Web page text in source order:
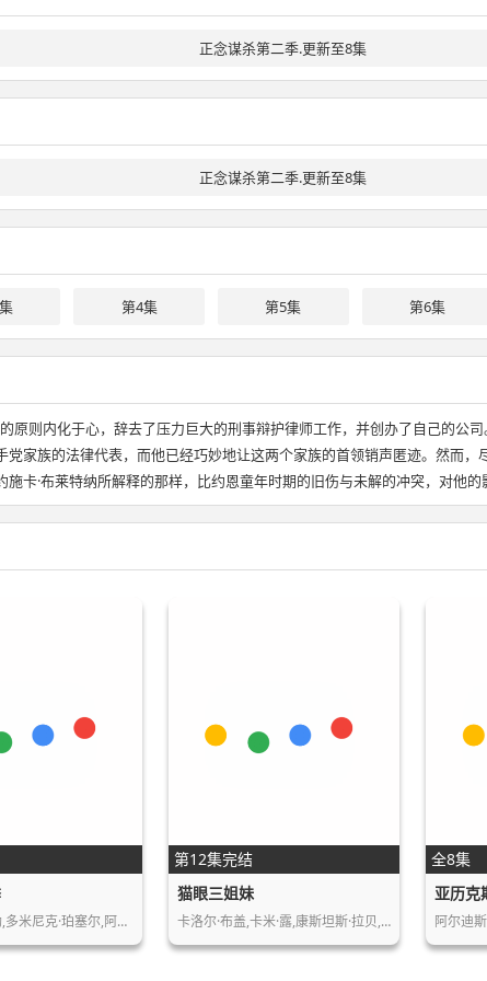
正念谋杀第二季.更新至8集
正念谋杀第二季.更新至8集
第4集 第5集 第6集
原则内化于心，辞去了压力巨大的刑事辩护律师工作，并创办了自己的公
家族的法律代表，而他已经巧妙地让这两个家族的首领销声匿迹。然而
卡·布莱特纳所解释的那样，比约恩童年时期的旧伤与未解的冲突，对他的
温特沃斯·米勒,多米尼克·珀塞尔,阿莫里·…
第12集完结
猫眼三姐妹
卡洛尔·布盖,卡米·露,康斯坦斯·拉贝,辛…
全8集
亚历克